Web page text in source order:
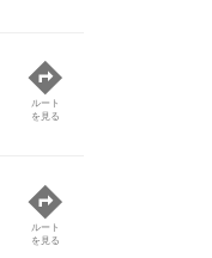
ルート
を見る
ルート
を見る